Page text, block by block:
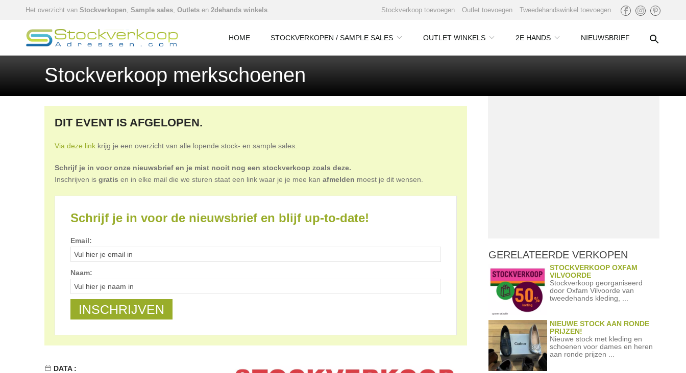
Het overzicht van Stockverkopen, Sample sales, Outlets en 2dehands winkels. Stockverkoop toevoegen Outlet toevoegen Tweedehandswinkel toevoegen
HOME STOCKVERKOPEN / SAMPLE SALES OUTLET WINKELS 2E HANDS NIEUWSBRIEF
Stockverkoop merkschoenen
DIT EVENT IS AFGELOPEN.
Via deze link krijg je een overzicht van alle lopende stock- en sample sales.
Schrijf je in voor onze nieuwsbrief en je mist nooit nog een stockverkoop zoals deze.
Inschrijven is gratis en in elke mail die we sturen staat een link waar je je mee kan afmelden moest je dit wensen.
Schrijf je in voor de nieuwsbrief en blijf up-to-date!
Email:
Naam:
DATA :
GERELATEERDE VERKOPEN
STOCKVERKOOP OXFAM
VILVOORDE
Stockverkoop georganiseerd
door Oxfam Vilvoorde van
tweedehands kleding, ...
NIEUWE STOCK AAN RONDE
PRIJZEN!
Nieuwe stock met kleding en
schoenen voor dames en heren
aan ronde prijzen ...